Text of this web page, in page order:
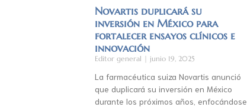
Novartis duplicará su
inversión en México para
fortalecer ensayos clínicos e
innovación
Editor general junio 19, 2025
La farmacéutica suiza Novartis anunció
que duplicará su inversión en México
durante los próximos años, enfocándose